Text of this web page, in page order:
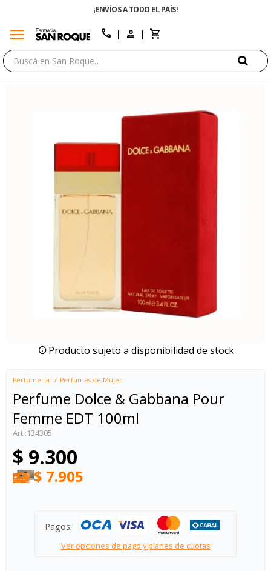
¡ENVÍOS A TODO EL PAÍS!
menu call
Producto sujeto a disponibilidad de stock
Perfumería Perfumes de Mujer
Perfume Dolce & Gabbana Pour
Femme EDT 100ml
134305
$ 9.300
$ 7.905
Pagos:
Ver opciones de pago y planes de cuotas
close